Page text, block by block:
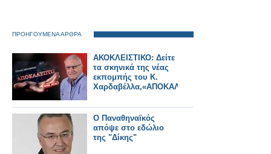
ΠΡΟΗΓΟΥΜΕΝΑ ΑΡΘΡΑ
ΑΚΟΚΛΕΙΣΤΙΚΟ: Δείτε
τα σκηνικά της νέας
εκπομπής του Κ.
Χαρδαβέλλα,«ΑΠΟΚΑΛΥΠΤΩ»!!!
Ο Παναθηναϊκός
απόψε στο εδώλιο
της "Δίκης"